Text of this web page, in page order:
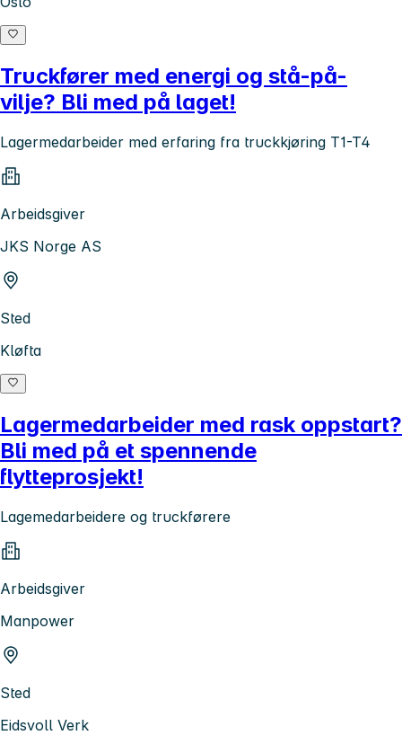
Truckfører med energi og stå-på-
vilje? Bli med på laget!
Lagermedarbeider med erfaring fra truckkjøring T1-T4
Arbeidsgiver
JKS Norge AS
Sted
Kløfta
Lagermedarbeider med rask oppstart?
Bli med på et spennende
flytteprosjekt!
Lagemedarbeidere og truckførere
Arbeidsgiver
Manpower
Sted
Eidsvoll Verk